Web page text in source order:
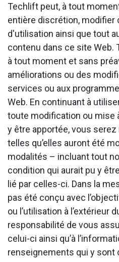
Techlift peut, à tout
entière discrétion, modifier
d'utilisation ainsi que tout
contenu dans ce site Web.
à tout moment et sans
améliorations ou des
services ou aux
Web. En continuant à
toute modification ou mise
y être apportée, vous
telles qu’elles auront été
modalités – incluant tout
condition qui aurait pu y
lié par celles-ci. Dans la
pas été conçu avec
ou l’utilisation à l’extérieur
responsabilité de vous
celui-ci ainsi qu’à
renseignements qui y sont